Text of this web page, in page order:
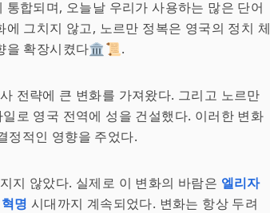
합되며, 오늘날 우리가 사용하는 많은 단어
그치지 않고, 노르만 정복은 영국의 정치 체
을 확장시켰다🏛️📜.
전략에 큰 변화를 가져왔다. 그리고 노르만
로 영국 전역에 성을 건설했다. 이러한 변화
정적인 영향을 주었다.
지 않았다. 실제로 이 변화의 바람은 엘리자
명 시대까지 계속되었다. 변화는 항상 두려